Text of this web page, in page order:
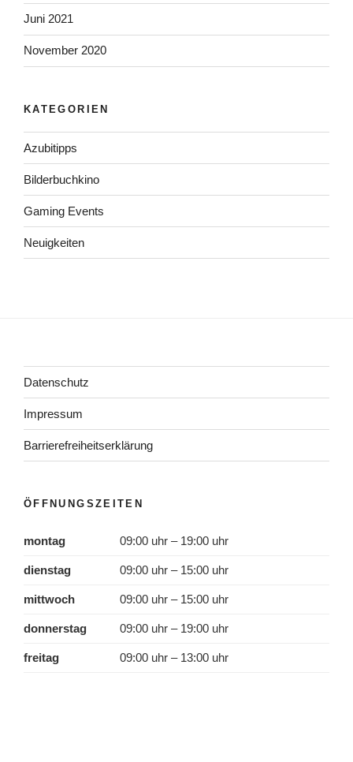
Juni 2021
November 2020
KATEGORIEN
Azubitipps
Bilderbuchkino
Gaming Events
Neuigkeiten
Datenschutz
Impressum
Barrierefreiheitserklärung
ÖFFNUNGSZEITEN
montag 09:00 uhr – 19:00 uhr
dienstag 09:00 uhr – 15:00 uhr
mittwoch 09:00 uhr – 15:00 uhr
donnerstag 09:00 uhr – 19:00 uhr
freitag 09:00 uhr – 13:00 uhr